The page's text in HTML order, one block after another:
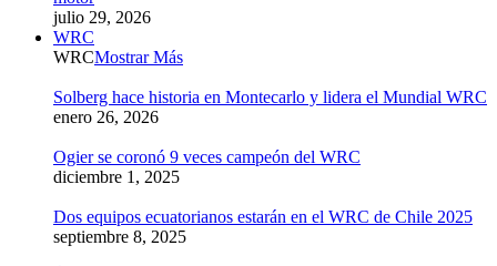
julio 29, 2026
WRC
WRCMostrar Más
Solberg hace historia en Montecarlo y lidera el Mundial WRC
enero 26, 2026
Ogier se coronó 9 veces campeón del WRC
diciembre 1, 2025
Dos equipos ecuatorianos estarán en el WRC de Chile 2025
septiembre 8, 2025